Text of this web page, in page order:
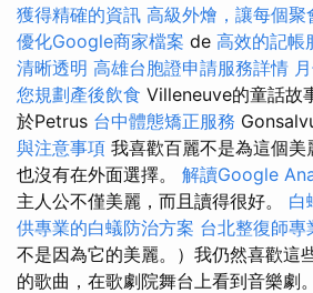
獲得精確的資訊 高級外燴，讓每個
優化Google商家檔案 de 高效的記帳
清晰透明 高雄台胞證申請服務詳情
您規劃產後飲食 Villeneuve的童話故
於Petrus 台中體態矯正服務
與注意事項 我喜歡百麗不是為這個美
也沒有在外面選擇。 解讀Google
主人公不僅美麗，而且讀得很好。 白
供專業的白蟻防治方案 台北整復師專
不是因為它的美麗。）我仍然喜歡這
的歌曲，在歌劇院舞台上看到音樂劇。